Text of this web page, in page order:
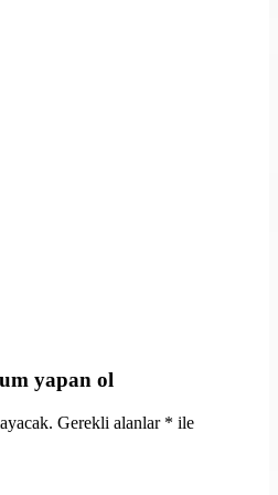
yapan ol
Gerekli alanlar * ile